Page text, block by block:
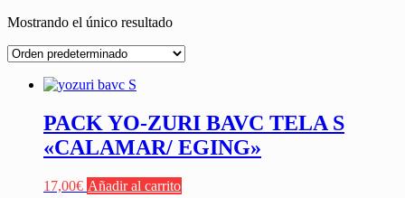
Mostrando el único resultado
PACK YO-ZURI BAVC TELA S
«CALAMAR/ EGING»
17,00€ Añadir al carrito